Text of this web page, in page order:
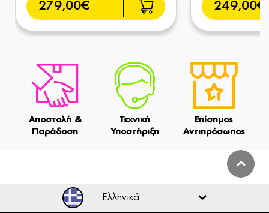
279,00€ 249,00€
Αποστολή &
Παράδοση
Τεχνική
Υποστήριξη
Επίσημος
Αντιπρόσωπος
Ελληνικά